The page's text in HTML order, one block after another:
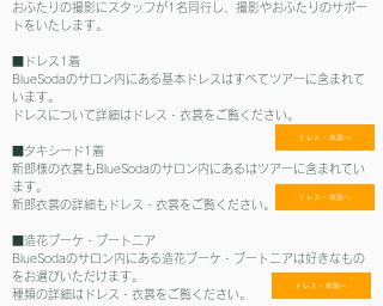
おふたりの撮影にスタッフが1名同行し、撮影やおふたりのサポー
トをいたします。
■ドレス1着
BlueSodaのサロン内にある基本ドレスはすべてツアーに含まれて
います。
ドレスについて詳細はドレス・衣裳をご覧ください。
■タキシード1着
新郎様の衣裳もBlueSodaのサロン内にあるはツアーに含まれてい
ます。
新郎衣裳の詳細もドレス・衣裳をご覧ください。
■造花ブーケ・ブートニア
BlueSodaのサロン内にある造花ブーケ・ブートニアは好きなもの
をお選びいただけます。
種類の詳細はドレス・衣裳をご覧ください。
ドレス・衣裳へ
ドレス・衣裳へ
ドレス・衣裳へ